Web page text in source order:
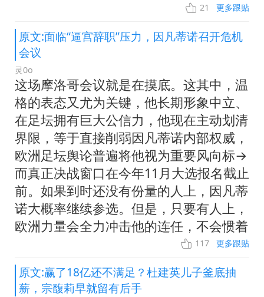
21 更多跟贴
原文:面临“逼宫辞职”压力，因凡蒂诺召开危机
会议
灵0o
这场摩洛哥会议就是在摸底。这其中，温
格的表态又尤为关键，他长期形象中立、
在足坛拥有巨大公信力，他现在主动划清
界限，等于直接削弱因凡蒂诺内部权威，
欧洲足坛舆论普遍将他视为重要风向标→
而真正决战窗口在今年11月大选报名截止
前。如果到时还没有份量的人上，因凡蒂
诺大概率继续参选。但是，只要有人上，
欧洲力量会全力冲击他的连任，不会惯着
117 更多跟贴
原文:赢了18亿还不满足？杜建英儿子釜底抽
薪，宗馥莉早就留有后手